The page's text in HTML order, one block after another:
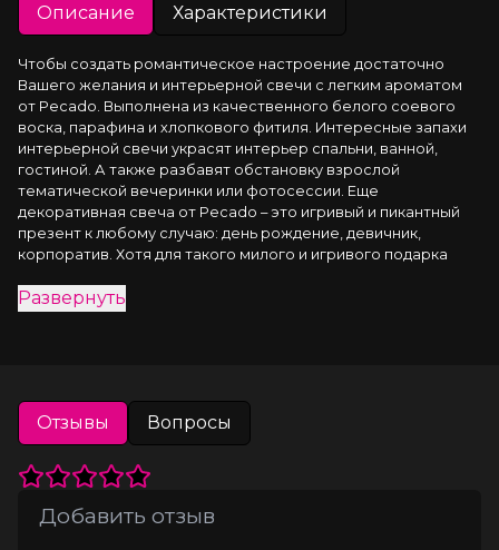
Описание Характеристики
Чтобы создать романтическое настроение достаточно
Вашего желания и интерьерной свечи с легким ароматом
от Pecado. Выполнена из качественного белого соевого
воска, парафина и хлопкового фитиля. Интересные запахи
интерьерной свечи украсят интерьер спальни, ванной,
гостиной. А также разбавят обстановку взрослой
тематической вечеринки или фотосессии. Еще
декоративная свеча от Pecado – это игривый и пикантный
презент к любому случаю: день рождение, девичник,
корпоратив. Хотя для такого милого и игривого подарка
водоросли ◇ Сердце аромата - гибискус, роза, фиалка ◇
Базовые ноты - амбра, кедр, дубовый мох
Чтобы свеча служила вам долго, вот пара советов:
Зажигать только длинной спичкой чтобы от большого
пламени не почернел стакан.
Развернуть
Отзывы Вопросы